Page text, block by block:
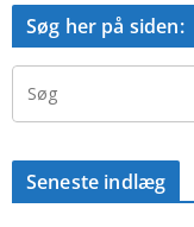
Søg her på siden:
Seneste indlæg